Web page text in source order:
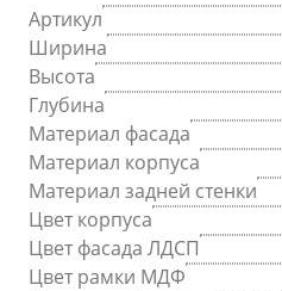
Артикул
Ширина
Высота
Глубина
Материал фасада
Материал корпуса
Материал задней стенки
Цвет корпуса
Цвет фасада ЛДСП
Цвет рамки МДФ